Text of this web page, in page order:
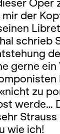
Oper
der
schrieb
gerne ein
zu
werde…
wie ich!